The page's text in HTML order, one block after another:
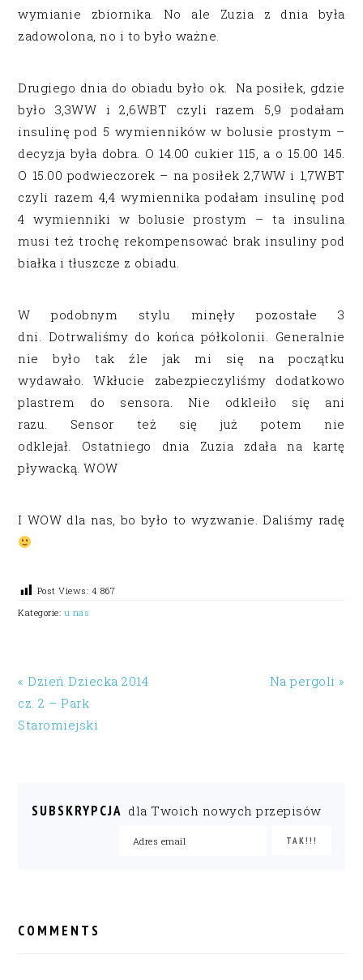
wymianie zbiornika. No ale Zuzia z dnia była
zadowolona, no i to było ważne.
Drugiego dnia do obiadu było ok. Na posiłek, gdzie
było 3,3WW i 2,6WBT czyli razem 5,9 podałam
insulinę pod 5 wymienników w bolusie prostym –
decyzja była dobra. O 14.00 cukier 115, a o 15.00 145.
O 15.00 podwieczorek – na posiłek 2,7WW i 1,7WBT
czyli razem 4,4 wymiennika podałam insulinę pod
4 wymienniki w bolusie prostym – ta insulina
musi też trochę rekompensować brak insuliny pod
białka i tłuszcze z obiadu.
W podobnym stylu minęły pozostałe 3
dni. Dotrwaliśmy do końca półkolonii. Generalnie
nie było tak źle jak mi się na początku
wydawało. Wkłucie zabezpieczyliśmy dodatkowo
plastrem do sensora. Nie odkleiło się ani
razu. Sensor też się już potem nie
odklejał. Ostatniego dnia Zuzia zdała na kartę
pływacką. WOW
I WOW dla nas, bo było to wyzwanie. Daliśmy radę
Post Views: 4 867
Kategorie: u nas
« Dzień Dziecka 2014
cz. 2 – Park
Staromiejski
Na pergoli »
SUBSKRYPCJA dla Twoich nowych przepisów
INTERACTIONS
COMMENTS